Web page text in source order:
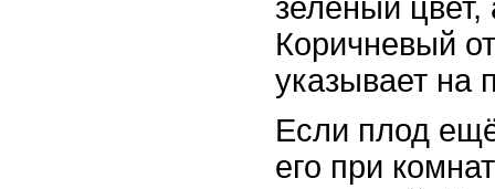
зелёный цвет,
Коричневый
указывает на
Если плод
его при